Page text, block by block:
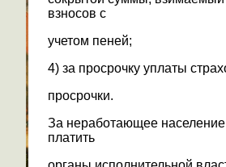
взносов с
учетом пеней;
4) за просрочку уплаты
просрочки.
За неработающее
платить